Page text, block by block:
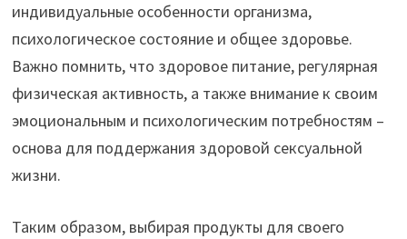
индивидуальные особенности организма,
психологическое состояние и общее здоровье.
Важно помнить, что здоровое питание, регулярная
физическая активность, а также внимание к своим
эмоциональным и психологическим потребностям –
основа для поддержания здоровой сексуальной
жизни.
Таким образом, выбирая продукты для своего